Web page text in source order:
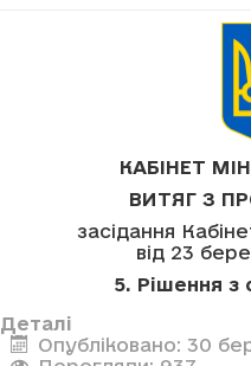
КАБІНЕТ
ВИТЯГ З
засідання
від 23
5. Рішення з
Деталі
Опубліковано: 30